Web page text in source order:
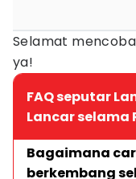
Selamat
ya!
FAQ seputar
Lancar selama
Bagaimana
berkembang